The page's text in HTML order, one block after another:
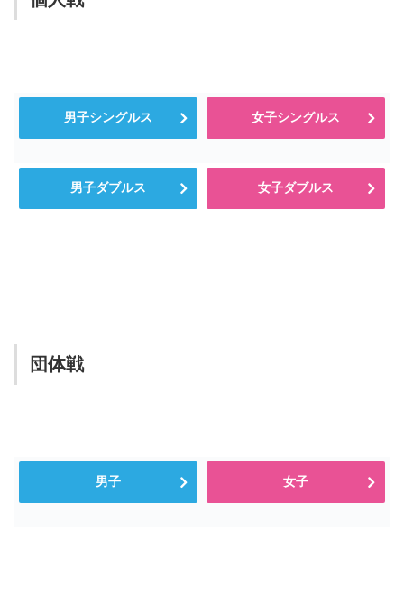
男子シングルス 女子シングルス
男子ダブルス 女子ダブルス
団体戦
男子 女子